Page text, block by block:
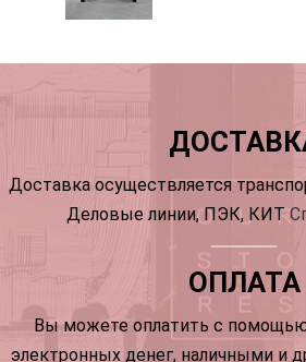
Доставка осуществляется
Деловые линии, ПЭК, КИТ
ОПЛАТА
Вы можете оплатить с помощью
электронных денег, наличными и